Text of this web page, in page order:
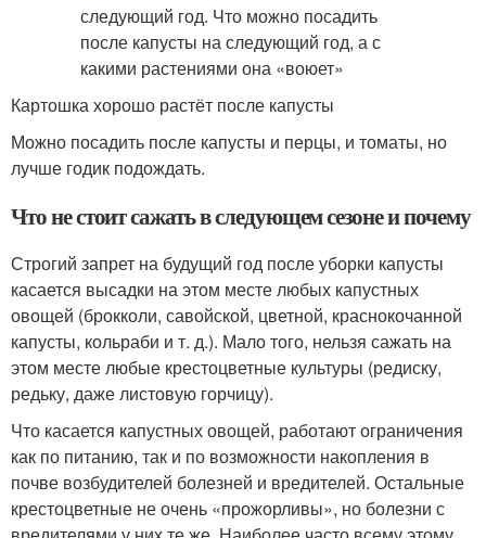
Картошка хорошо растёт после капусты
Можно посадить после капусты и перцы, и томаты, но
лучше годик подождать.
Что не стоит сажать в следующем сезоне и почему
Строгий запрет на будущий год после уборки капусты
касается высадки на этом месте любых капустных
овощей (брокколи, савойской, цветной, краснокочанной
капусты, кольраби и т. д.). Мало того, нельзя сажать на
этом месте любые крестоцветные культуры (редиску,
редьку, даже листовую горчицу).
Что касается капустных овощей, работают ограничения
как по питанию, так и по возможности накопления в
почве возбудителей болезней и вредителей. Остальные
крестоцветные не очень «прожорливы», но болезни с